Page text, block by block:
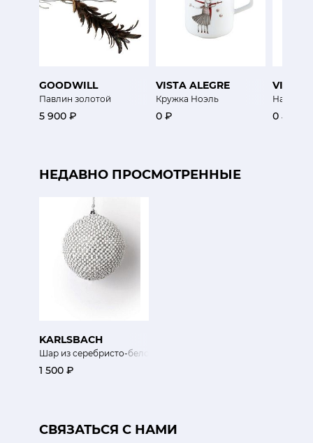
GOODWILL
Павлин золотой
5 900 ₽
VISTA ALEGRE
Кружка Ноэль
0 ₽
VISTA
Набор
0 ₽
НЕДАВНО ПРОСМОТРЕННЫЕ
KARLSBACH
Шар из серебристо-белого бисера
1 500 ₽
CВЯЗАТЬСЯ С НАМИ